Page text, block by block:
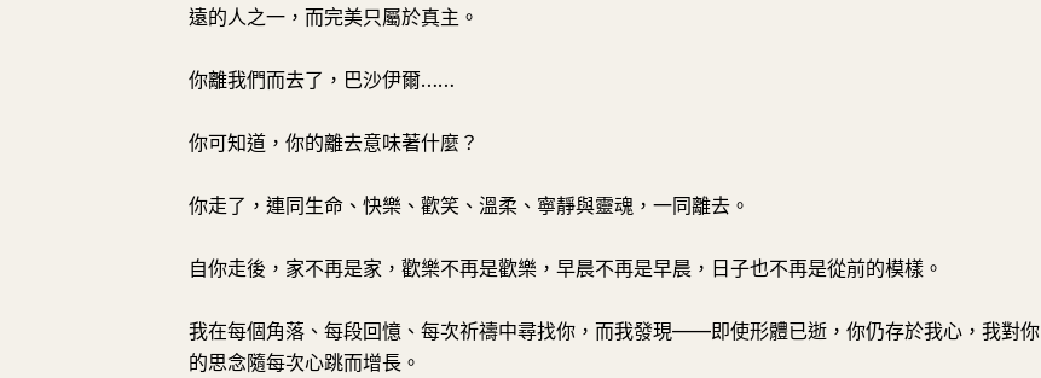
遠的人之一，而完美只屬於真主。
你離我們而去了，巴沙伊爾……
你可知道，你的離去意味著什麼？
你走了，連同生命、快樂、歡笑、溫柔、寧靜與靈魂，一同離去。
自你走後，家不再是家，歡樂不再是歡樂，早晨不再是早晨，日子也不再是從前的模樣。
我在每個角落、每段回憶、每次祈禱中尋找你，而我發現——即使形體已逝，你仍存於我心，我對你
的思念隨每次心跳而增長。